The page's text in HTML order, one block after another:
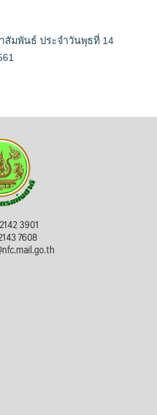
สัมพันธ์ ประจำวันพุธที่ 14
3901
7608